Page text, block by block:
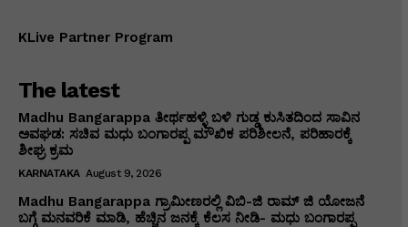
KLive Partner Program
The latest
Madhu Bangarappa ತೀರ್ಥಹಳ್ಳಿ ಬಳಿ ಗುಡ್ಡ ಕುಸಿತದಿಂದ ಸಾವಿನ
ಅವಘಡ: ಸಚಿವ ಮಧು ಬಂಗಾರಪ್ಪ ಮೌಖಿಕ ಪರಿಶೀಲನೆ, ಪರಿಹಾರಕ್ಕೆ
ಶೀಘ್ರ ಕ್ರಮ
KARNATAKA August 9, 2026
Madhu Bangarappa ಗ್ರಾಮೀಣರಲ್ಲಿ ವಿಬಿ-ಜಿ ರಾಮ್ ಜಿ ಯೋಜನೆ
ಬಗ್ಗೆ ಮನವರಿಕೆ ಮಾಡಿ, ಹೆಚ್ಚಿನ ಜನಕ್ಕೆ ಕೆಲಸ ನೀಡಿ- ಮಧು ಬಂಗಾರಪ್ಪ